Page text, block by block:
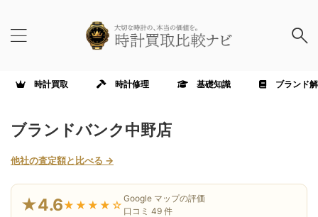
時計買取 時計修理 基礎知識 ブランド
ブランドバンク中野店
他社の査定額と比べる →
★4.6★★★★☆ Google マップの評価
口コミ 49 件